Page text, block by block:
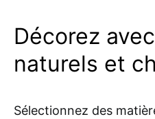
Décorez
naturels et
Sélectionnez des